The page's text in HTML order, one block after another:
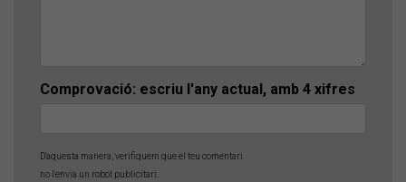
Comprovació: escriu l'any actual, amb 4 xifres
D'aquesta manera, verifiquem que el teu comentari
no l'envia un robot publicitari.